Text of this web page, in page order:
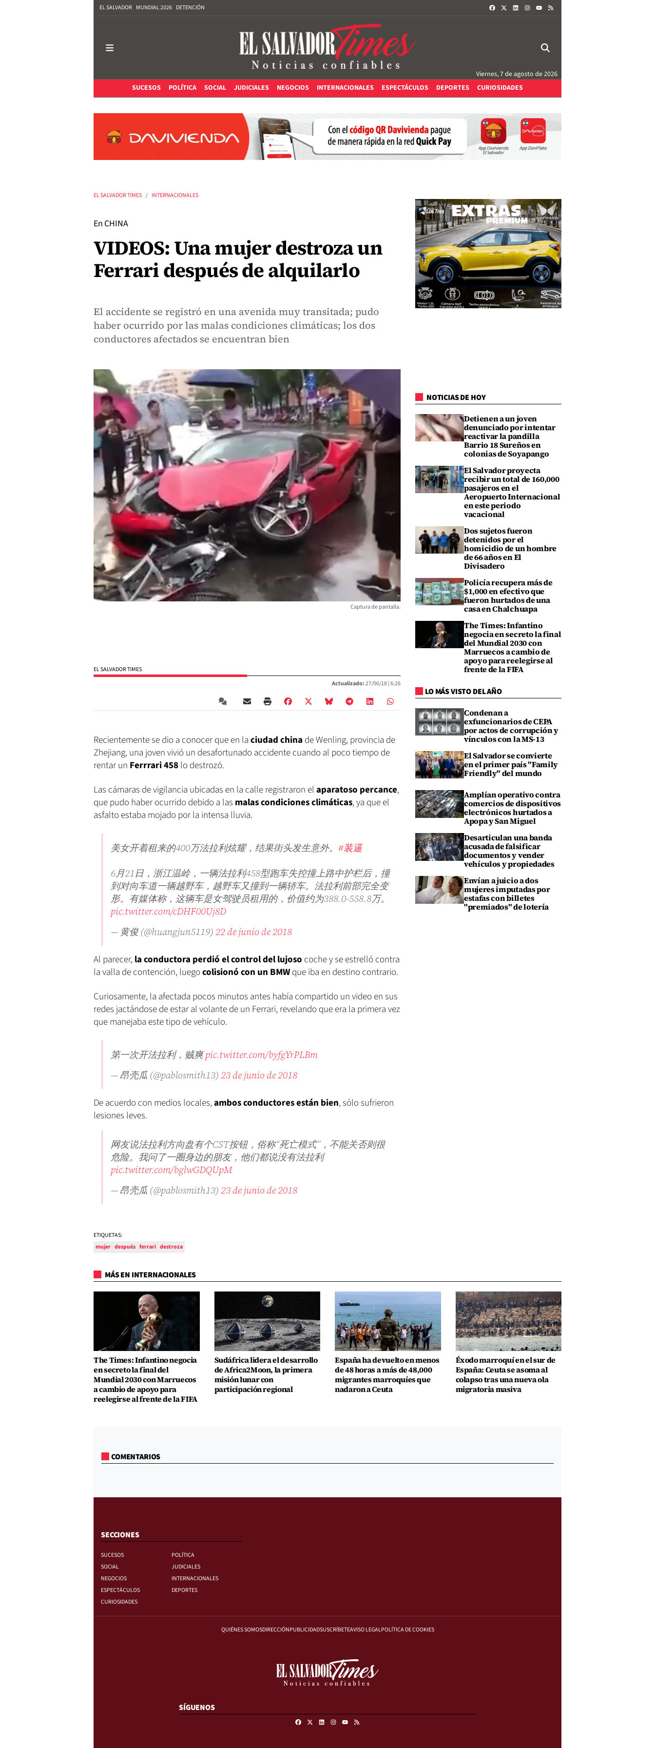
EL SALVADOR MUNDIAL 2026 DETENCIÓN FACEBOOKLINKEDININSTAGRAM
Viernes, 7 de agosto de 2026
SUCESOS
POLÍTICA SOCIAL JUDICIALES NEGOCIOS INTERNACIONALES ESPECTÁCULOS DEPORTES CURIOSIDADES
EL SALVADOR TIMES INTERNACIONALES
En CHINA
VIDEOS: Una mujer destroza un
Ferrari después de alquilarlo
El accidente se registró en una avenida muy transitada; pudo
haber ocurrido por las malas condiciones climáticas; los dos
conductores afectados se encuentran bien
Captura de pantalla.
EL SALVADOR TIMES
Actualizado:27/06/18 |6:26
Recientemente se dio a conocer que en laciudad china de Wenling, provincia de
Zhejiang, una joven vivió un desafortunado accidente cuando al poco tiempo de
rentar un Ferrrari 458lo destrozó.
Las cámaras de vigilancia ubicadas en la calle registraron elaparatoso percance,
que pudo haber ocurrido debido a las malas condiciones climáticas, ya que el
asfalto estaba mojado por la intensa lluvia.
美女开着租来的400万法拉利炫耀，结果街头发生意外。 #装逼
6月21日，浙江温岭，一辆法拉利458型跑车失控撞上路中护栏后，撞
到对向车道一辆越野车，越野车又撞到一辆轿车。法拉利前部完全变
形。有媒体称，这辆车是女驾驶员租用的，价值约为388.0-558.8万。
pic.twitter.com/cDHF00Uj8D
— 黄俊 (@huangjun5119)22 de junio de 2018
Al parecer, la conductora perdió el control del lujoso coche y se estrelló contra
la valla de contención, luegocolisionó con un BMWque iba en destino contrario.
Curiosamente, la afectada pocos minutos antes había compartido un video en sus
redes jactándose de estar al volante de un Ferrari, revelando que era la primera vez
que manejaba este tipo de vehículo.
第一次开法拉利，贼爽pic.twitter.com/byfgYrPLBm
— 昂壳瓜 (@pablosmith13)23 de junio de 2018
De acuerdo con medios locales,ambos conductores están bien, sólo sufrieron
lesiones leves.
网友说法拉利方向盘有个CST按钮，俗称“死亡模式”，不能关否则很
危险。我问了一圈身边的朋友，他们都说没有法拉利
pic.twitter.com/bglwGDQUpM
— 昂壳瓜 (@pablosmith13)23 de junio de 2018
ETIQUETAS:
mujer después ferrari destroza
NOTICIAS DE HOY
Detienen a un joven
denunciado por intentar
reactivar la pandilla
Barrio 18 Sureños en
colonias de Soyapango
El Salvador proyecta
recibir un total de 160,000
pasajeros en el
Aeropuerto Internacional
en este periodo
vacacional
Dos sujetos fueron
detenidos por el
homicidio de un hombre
de 66 años en El
Divisadero
Policía recupera más de
$1,000 en efectivo que
fueron hurtados de una
casa en Chalchuapa
The Times: Infantino
negocia en secreto la final
del Mundial 2030 con
Marruecos a cambio de
apoyo para reelegirse al
frente de la FIFA
LO MÁS VISTO DEL AÑO
Condenan a
exfuncionarios de CEPA
por actos de corrupción y
vínculos con la MS-13
El Salvador se convierte
en el primer país "Family
Friendly" del mundo
Amplían operativo contra
comercios de dispositivos
electrónicos hurtados a
Apopa y San Miguel
Desarticulan una banda
acusada de falsificar
documentos y vender
vehículos y propiedades
Envían a juicio a dos
mujeres imputadas por
estafas con billetes
"premiados" de lotería
MÁS EN INTERNACIONALES
The Times: Infantino negocia
en secreto la final del
Mundial 2030 con Marruecos
a cambio de apoyo para
reelegirse al frente de la FIFA
Sudáfrica lidera el desarrollo
de Africa2Moon, la primera
misión lunar con
participación regional
España ha devuelto en menos
de 48 horas a más de 48,000
migrantes marroquíes que
nadaron a Ceuta
Éxodo marroquí en el sur de
España: Ceuta se asoma al
colapso tras una nueva ola
migratoria masiva
COMENTARIOS
SECCIONES
SUCESOS
POLÍTICA
SOCIAL
JUDICIALES
NEGOCIOS
INTERNACIONALES
ESPECTÁCULOS
DEPORTES
CURIOSIDADES
QUIÉNES SOMOSDIRECCIÓNPUBLICIDADSUSCRÍBETEAVISO LEGALPOLÍTICA DE COOKIES
SÍGUENOS
FacebookLinkedinInstagram